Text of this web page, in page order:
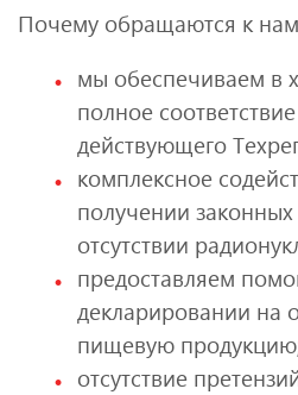
Почему обращаются к
мы обеспечиваем в
полное
действующего
комплексное
получении
отсутствии
предоставляем
декларировании на
пищевую
отсутствие